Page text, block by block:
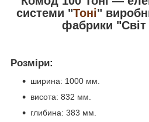
системи "Тоні"
фабрики
Розміри:
ширина: 1000 мм.
висота: 832 мм.
глибина: 383 мм.